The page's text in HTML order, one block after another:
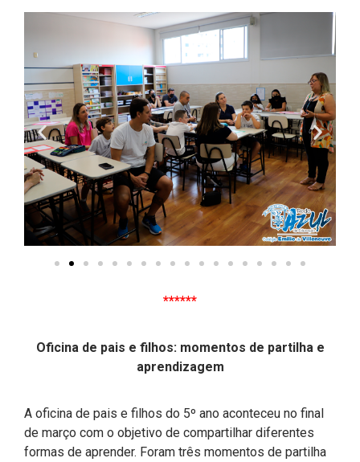
******
Oficina de pais e filhos: momentos de partilha e
aprendizagem
A oficina de pais e filhos do 5º ano aconteceu no final
de março com o objetivo de compartilhar diferentes
formas de aprender. Foram três momentos de partilha